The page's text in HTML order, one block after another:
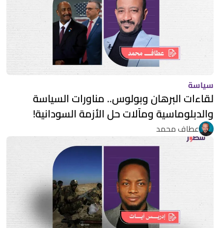
سياسة
لقاءات البرهان وبولوس.. مناورات السياسة
والدبلوماسية ومآلات حل الأزمة السودانية!
عطاف محمد